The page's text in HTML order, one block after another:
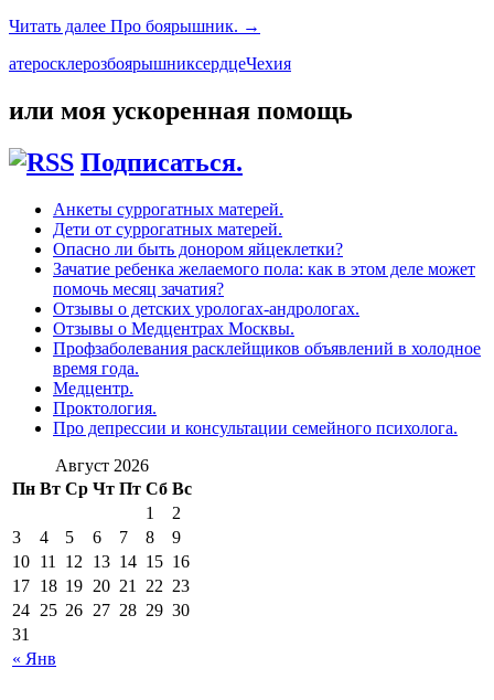
Читать далее Про боярышник. →
атеросклерозбоярышниксердцеЧехия
или моя ускоренная помощь
Подписаться.
Анкеты суррогатных матерей.
Дети от суррогатных матерей.
Опасно ли быть донором яйцеклетки?
Зачатие ребенка желаемого пола: как в этом деле может
помочь месяц зачатия?
Отзывы о детских урологах-андрологах.
Отзывы о Медцентрах Москвы.
Профзаболевания расклейщиков объявлений в холодное
время года.
Медцентр.
Проктология.
Про депрессии и консультации семейного психолога.
Август 2026
Пн Вт Ср Чт Пт Сб Вс
« Янв
1
2
3
4 5 6 7 8
9
10 11 12 13 14 15 16
17 18 19 20 21 22 23
24 25 26 27 28 29 30
31